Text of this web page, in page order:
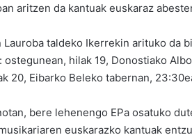
aritzen da kantuak euskaraz
Lauroba taldeko Ikerrekin arituko da
ostegunean, hilak 19, Donostiako
20, Eibarko Beleko tabernan,
bere lehenengo EPa osatuko
euskarazko kantuak